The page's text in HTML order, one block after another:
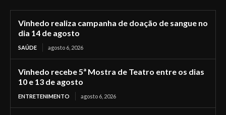
Vinhedo realiza campanha de doação de sangue no
dia 14 de agosto
SAÚDE agosto 6, 2026
Vinhedo recebe 5ª Mostra de Teatro entre os dias
10 e 13 de agosto
ENTRETENIMENTO agosto 6, 2026